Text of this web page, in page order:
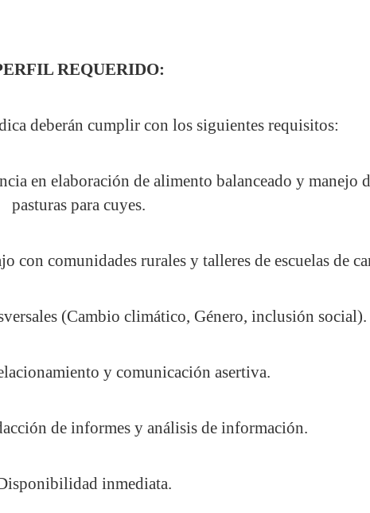
REQUERIDO:
deberán cumplir con los siguientes requisitos:
en elaboración de alimento balanceado y manejo
pasturas para cuyes.
con comunidades rurales y talleres de escuelas de
(Cambio climático, Género, inclusión social).
y comunicación asertiva.
de informes y análisis de información.
inmediata.